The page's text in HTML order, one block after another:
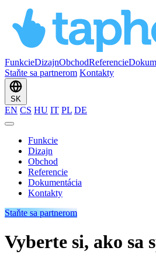
FunkcieDizajnObchodReferencie
Staňte sa partnerom Kontakty
SK
EN CS HU IT PL DE
Funkcie
Dizajn
Obchod
Referencie
Dokumentácia
Kontakty
Staňte sa partnerom
Vyberte si, ako sa